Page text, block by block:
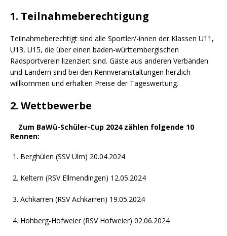
1. Teilnahmeberechtigung
Teilnahmeberechtigt sind alle Sportler/-innen der Klassen U11,
U13, U15, die über einen baden-württembergischen
Radsportverein lizenziert sind. Gäste aus anderen Verbänden
und Ländern sind bei den Rennveranstaltungen herzlich
willkommen und erhalten Preise der Tageswertung.
2. Wettbewerbe
Zum BaWü-Schüler-Cup 2024 zählen folgende 10
Rennen:
Berghülen (SSV Ulm) 20.04.2024
Keltern (RSV Ellmendingen) 12.05.2024
Achkarren (RSV Achkarren) 19.05.2024
Hohberg-Hofweier (RSV Hofweier) 02.06.2024